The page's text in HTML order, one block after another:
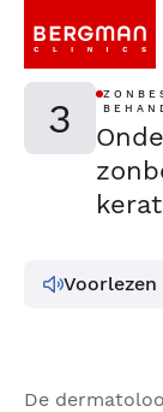
3
Voorlezen
De